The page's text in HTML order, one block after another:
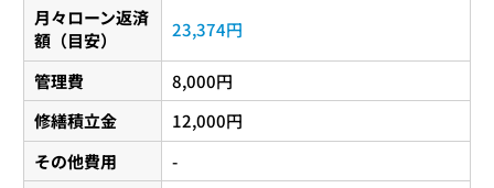
月々ローン返済
額（目安）
23,374円
管理費
8,000円
修繕積立金
12,000円
その他費用
-